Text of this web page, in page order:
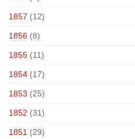
1857 (12)
1856 (8)
1855 (11)
1854 (17)
1853 (25)
1852 (31)
1851 (29)